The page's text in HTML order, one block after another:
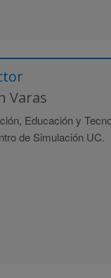
Varas
Educación y
de Simulación UC.